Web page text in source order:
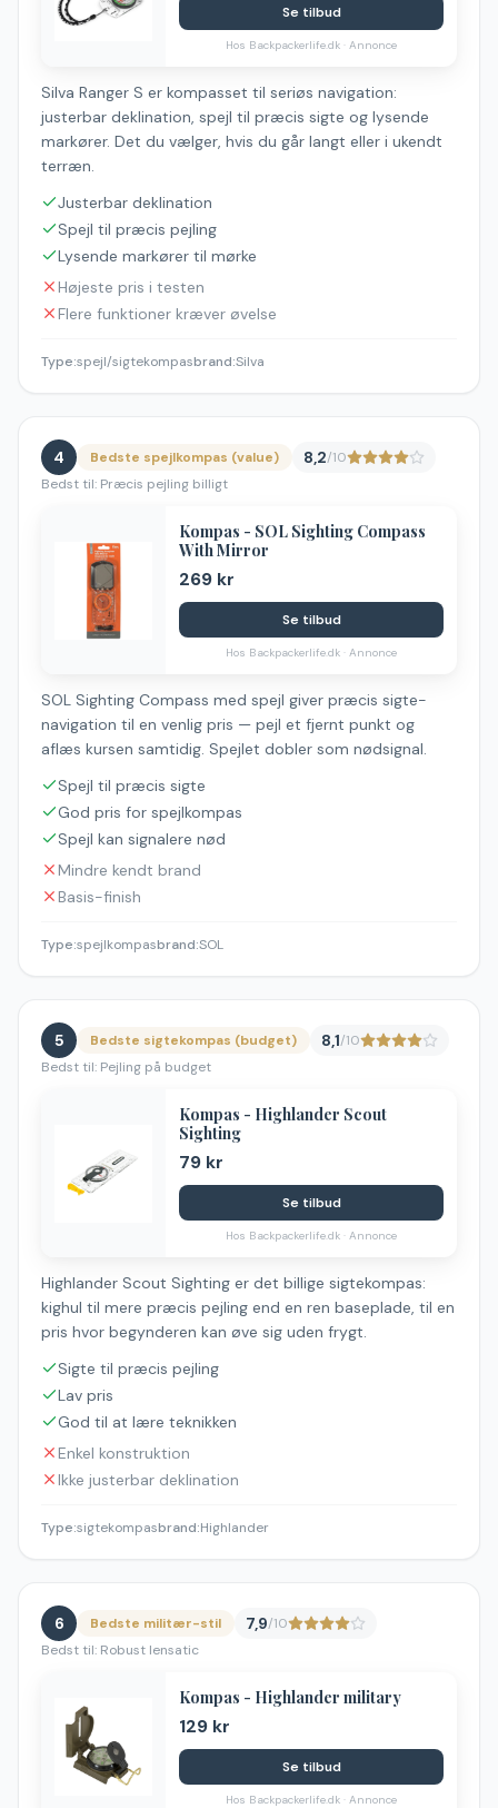
Se tilbud
Hos Backpackerlife.dk · Annonce
Silva Ranger S er kompasset til seriøs navigation:
justerbar deklination, spejl til præcis sigte og lysende
markører. Det du vælger, hvis du går langt eller i ukendt
terræn.
Justerbar deklination
Spejl til præcis pejling
Lysende markører til mørke
Højeste pris i testen
Flere funktioner kræver øvelse
Type:spejl/sigtekompasbrand:Silva
4 Bedste spejlkompas (value) 8,2/10
Bedst til: Præcis pejling billigt
Kompas - SOL Sighting Compass
With Mirror
269 kr
Se tilbud
Hos Backpackerlife.dk · Annonce
SOL Sighting Compass med spejl giver præcis sigte-
navigation til en venlig pris — pejl et fjernt punkt og
aflæs kursen samtidig. Spejlet dobler som nødsignal.
Spejl til præcis sigte
God pris for spejlkompas
Spejl kan signalere nød
Mindre kendt brand
Basis-finish
Type:spejlkompasbrand:SOL
5 Bedste sigtekompas (budget) 8,1/10
Bedst til: Pejling på budget
Kompas - Highlander Scout
Sighting
79 kr
Se tilbud
Hos Backpackerlife.dk · Annonce
Highlander Scout Sighting er det billige sigtekompas:
kighul til mere præcis pejling end en ren baseplade, til en
pris hvor begynderen kan øve sig uden frygt.
Sigte til præcis pejling
Lav pris
God til at lære teknikken
Enkel konstruktion
Ikke justerbar deklination
Type:sigtekompasbrand:Highlander
6 Bedste militær-stil 7,9/10
Bedst til: Robust lensatic
Kompas - Highlander military
129 kr
Se tilbud
Hos Backpackerlife.dk · Annonce